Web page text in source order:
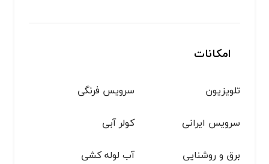
امکانات
تلویزیون
سرویس فرنگی
سرویس ایرانی
کولر آبی
برق و روشنایی
آب لوله کشی